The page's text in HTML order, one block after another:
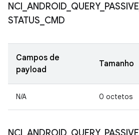
NCI ANDROID QUERY_ PASSIVE
STATUS CMD
Campos de
payload
Tamanho
N/A 0 octetos